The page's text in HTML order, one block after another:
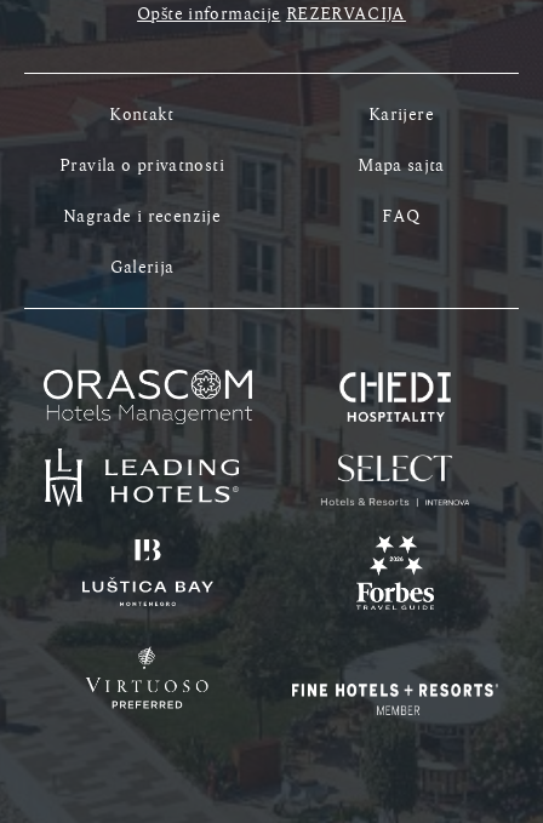
Opšte informacije REZERVACIJA
Kontakt
Karijere
Pravila o privatnosti
Mapa sajta
Nagrade i recenzije
FAQ
Galerija